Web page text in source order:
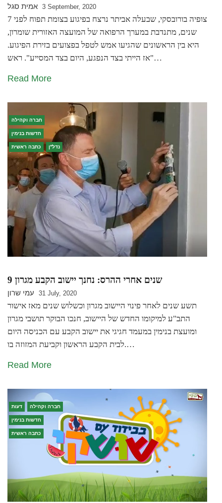
אמית סגל 3 September, 2020
צופיה בורובסקי, שבעלה אביתר נרצח בפיגוע בצומת תפוח לפני 7
שנים, מתנדבת במערך הרפואה של המועצה האזורית שומרון,
היא בין הראשונים שהגיעו אמש לטפל בפצועים בזירת הפיגוע.
"אז הייתי בצד הנפגע, היום בצד המסייע". ראש…
Read More
חברה וקהילה
חדשות בנימין
כתבה ראשית נדל''ן
9 שנים אחרי ההרס: נחנך יישוב הקבע מגרון
עמי שרון 31 July, 2020
תשע שנים לאחר פינוי היישוב מגרון וכשלוש שנים מאז אישור
התב"ע למיקומו החדש של היישוב, חנכו הבוקר תושבי מגרון
ומועצת בנימין במעמד חגיגי את יישוב הקבע עם הכניסה היום
לבית הקבע הראשון וקביעת המזוזה בו.…
Read More
דעות חברה וקהילה
חדשות בנימין
כתבה ראשית